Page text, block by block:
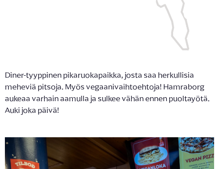
Diner-tyyppinen pikaruokapaikka, josta saa herkullisia
meheviä pitsoja. Myös vegaanivaihtoehtoja! Hamraborg
aukeaa varhain aamulla ja sulkee vähän ennen puoltayötä.
Auki joka päivä!